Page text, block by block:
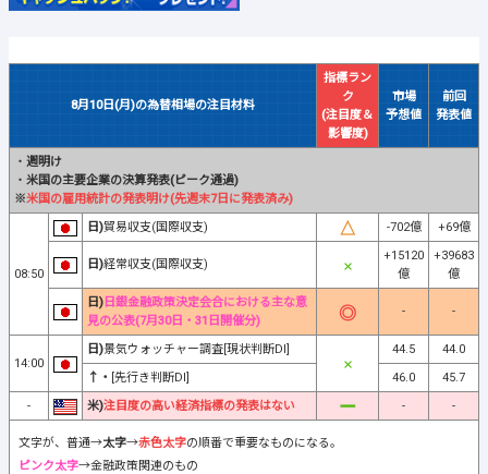
8月10日(月)の為替相場の注目材料
指標ラン
ク
(注目度＆
影響度)
市場
予想値
前回
発表値
・ 週明け
・ 米国の主要企業の決算発表(ピーク通過)
※米国の雇用統計の発表明け(先週末7日に発表済み)
08:50
日)貿易収支(国際収支) -702億 +69億
日)経常収支(国際収支)
+15120
億
+39683
億
日) 日銀金融政策決定会合における主な意
見の公表(7月30日・31日開催分)
- -
14:00
日)景気ウォッチャー調査[現状判断DI] 44.5
44.0
↑・ [先行き判断DI] 46.0
45.7
-
米)注目度の高い経済指標の発表はない - -
文字が、普通→太字→赤色太字の順番で重要なものになる。
ピンク太字→金融政策関連のもの